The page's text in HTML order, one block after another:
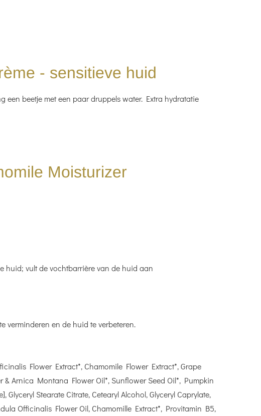
- sensitieve huid
beetje met een paar druppels water. Extra hydratatie
Moisturizer
huid; vult de vochtbarrière van de huid aan
verminderen en de huid te verbeteren.
Flower Extract*, Chamomile Flower Extract*, Grape
Arnica Montana Flower Oil*, Sunflower Seed Oil*, Pumpkin
Stearate Citrate, Cetearyl Alcohol, Glyceryl Caprylate,
Officinalis Flower Oil, Chamomille Extract*, Provitamin B5,